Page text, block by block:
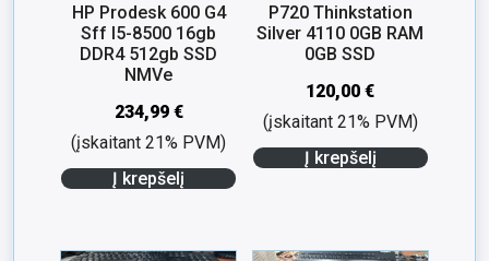
HP Prodesk 600 G4
Sff I5-8500 16gb
DDR4 512gb SSD
NMVe
234,99 €
(įskaitant 21% PVM)
Į krepšelį
P720 Thinkstation
Silver 4110 0GB RAM
0GB SSD
120,00€
(įskaitant 21% PVM)
Į krepšelį